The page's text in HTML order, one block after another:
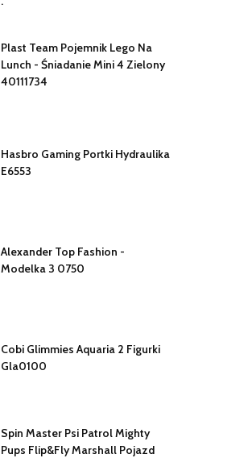
Plast Team Pojemnik Lego Na
Lunch - Śniadanie Mini 4 Zielony
40111734
Hasbro Gaming Portki Hydraulika
E6553
Alexander Top Fashion -
Modelka 3 0750
Cobi Glimmies Aquaria 2 Figurki
Gla0100
Spin Master Psi Patrol Mighty
Pups Flip&Fly Marshall Pojazd